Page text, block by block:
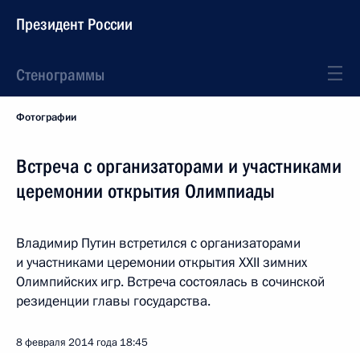
Президент России
Стенограммы
Фотографии
Встреча с организаторами и участниками
церемонии открытия Олимпиады
Владимир Путин встретился с организаторами
и участниками церемонии открытия XXII зимних
Олимпийских игр. Встреча состоялась в сочинской
резиденции главы государства.
8 февраля 2014 года 18:45